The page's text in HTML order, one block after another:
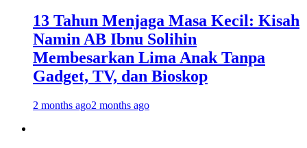
13 Tahun Menjaga Masa Kecil: Kisah
Namin AB Ibnu Solihin
Membesarkan Lima Anak Tanpa
Gadget, TV, dan Bioskop
2 months ago2 months ago